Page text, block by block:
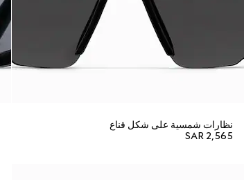
نظارات شمسية على شكل قناع
SAR 2,565